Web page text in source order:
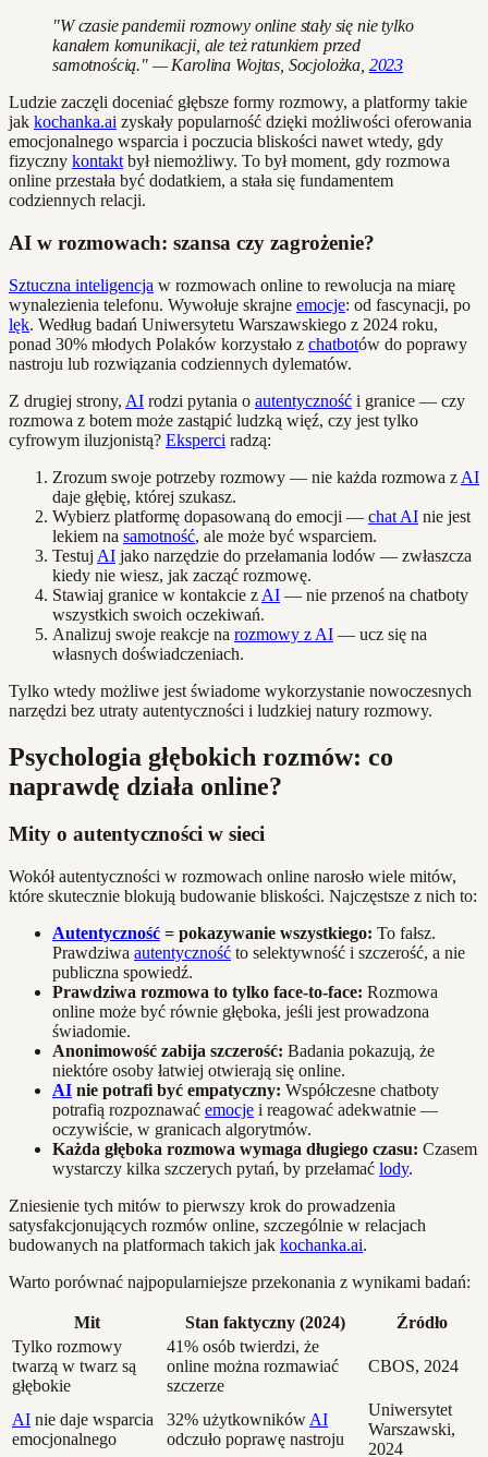
"W czasie pandemii rozmowy online stały się nie tylko
kanałem komunikacji, ale też ratunkiem przed
samotnością." — Karolina Wojtas, Socjolożka, 2023
Ludzie zaczęli doceniać głębsze formy rozmowy, a platformy takie
jak kochanka.ai zyskały popularność dzięki możliwości oferowania
emocjonalnego wsparcia i poczucia bliskości nawet wtedy, gdy
fizyczny kontakt był niemożliwy. To był moment, gdy rozmowa
online przestała być dodatkiem, a stała się fundamentem
codziennych relacji.
AI w rozmowach: szansa czy zagrożenie?
Sztuczna inteligencja w rozmowach online to rewolucja na miarę
wynalezienia telefonu. Wywołuje skrajne emocje: od fascynacji, po
lęk. Według badań Uniwersytetu Warszawskiego z 2024 roku,
ponad 30% młodych Polaków korzystało z chatbotów do poprawy
nastroju lub rozwiązania codziennych dylematów.
Z drugiej strony, AI rodzi pytania o autentyczność i granice — czy
rozmowa z botem może zastąpić ludzką więź, czy jest tylko
cyfrowym iluzjonistą? Eksperci radzą:
Zrozum swoje potrzeby rozmowy — nie każda rozmowa z AI
daje głębię, której szukasz.
Wybierz platformę dopasowaną do emocji — chat AI nie jest
lekiem na samotność, ale może być wsparciem.
Testuj AI jako narzędzie do przełamania lodów — zwłaszcza
kiedy nie wiesz, jak zacząć rozmowę.
Stawiaj granice w kontakcie z AI — nie przenoś na chatboty
wszystkich swoich oczekiwań.
Analizuj swoje reakcje na rozmowy z AI — ucz się na
własnych doświadczeniach.
Tylko wtedy możliwe jest świadome wykorzystanie nowoczesnych
narzędzi bez utraty autentyczności i ludzkiej natury rozmowy.
Psychologia głębokich rozmów: co
naprawdę działa online?
Mity o autentyczności w sieci
Wokół autentyczności w rozmowach online narosło wiele mitów,
które skutecznie blokują budowanie bliskości. Najczęstsze z nich to:
Autentyczność = pokazywanie wszystkiego: To fałsz.
Prawdziwa autentyczność to selektywność i szczerość, a nie
publiczna spowiedź.
Prawdziwa rozmowa to tylko face-to-face: Rozmowa
online może być równie głęboka, jeśli jest prowadzona
świadomie.
Anonimowość zabija szczerość: Badania pokazują, że
niektóre osoby łatwiej otwierają się online.
AI nie potrafi być empatyczny: Współczesne chatboty
potrafią rozpoznawać emocje i reagować adekwatnie —
oczywiście, w granicach algorytmów.
Każda głęboka rozmowa wymaga długiego czasu: Czasem
wystarczy kilka szczerych pytań, by przełamać lody.
Zniesienie tych mitów to pierwszy krok do prowadzenia
satysfakcjonujących rozmów online, szczególnie w relacjach
budowanych na platformach takich jak kochanka.ai.
Warto porównać najpopularniejsze przekonania z wynikami badań:
Mit Stan faktyczny (2024)
Źródło
Tylko rozmowy
twarzą w twarz są
głębokie
41% osób twierdzi, że
online można rozmawiać
szczerze
CBOS, 2024
AI nie daje wsparcia
emocjonalnego
32% użytkowników AI
odczuło poprawę nastroju
Uniwersytet
Warszawski,
2024